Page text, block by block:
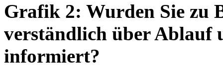
Grafik 2: Wurden Sie zu
verständlich über Ablauf
informiert?